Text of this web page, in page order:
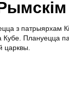
з патрыярхам
Кубе. Плануецца
царквы.